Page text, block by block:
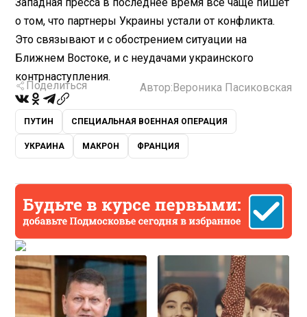
о том, что партнеры Украины устали от конфликта.
Это связывают и с обострением ситуации на
Ближнем Востоке, и с неудачами украинского
контрнаступления.
Поделиться Автор: Вероника Пасиковская
ПУТИН СПЕЦИАЛЬНАЯ ВОЕННАЯ ОПЕРАЦИЯ
УКРАИНА МАКРОН ФРАНЦИЯ